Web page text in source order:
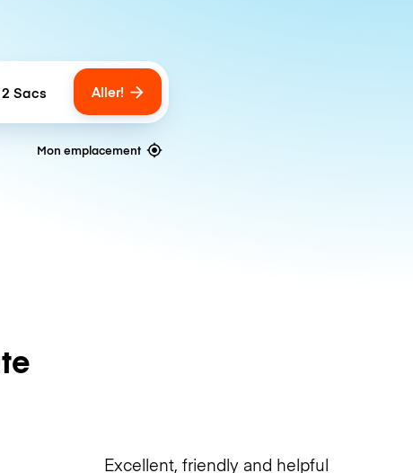
Number of bags
2 Sacs Aller!
Mon emplacement
Excellent, friendly and helpful